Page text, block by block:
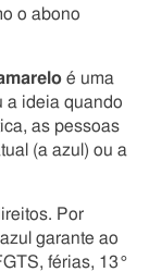
o abono
é uma
a ideia quando
as pessoas
(a azul) ou a
Por
garante ao
férias, 13°